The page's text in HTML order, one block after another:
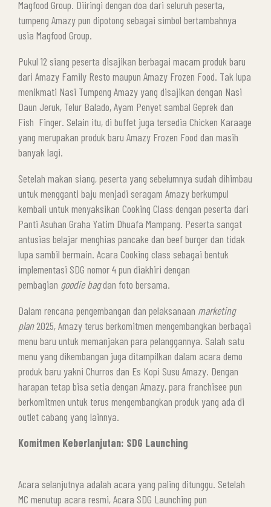
Magfood Group. Diiringi dengan doa dari seluruh peserta,
tumpeng Amazy pun dipotong sebagai simbol bertambahnya
usia Magfood Group.
Pukul 12 siang peserta disajikan berbagai macam produk baru
dari Amazy Family Resto maupun Amazy Frozen Food. Tak lupa
menikmati Nasi Tumpeng Amazy yang disajikan dengan Nasi
Daun Jeruk, Telur Balado, Ayam Penyet sambal Geprek dan
Fish Finger. Selain itu, di buffet juga tersedia Chicken Karaage
yang merupakan produk baru Amazy Frozen Food dan masih
banyak lagi.
Setelah makan siang, peserta yang sebelumnya sudah dihimbau
untuk mengganti baju menjadi seragam Amazy berkumpul
kembali untuk menyaksikan Cooking Class dengan peserta dari
Panti Asuhan Graha Yatim Dhuafa Mampang. Peserta sangat
antusias belajar menghias pancake dan beef burger dan tidak
lupa sambil bermain. Acara Cooking class sebagai bentuk
implementasi SDG nomor 4 pun diakhiri dengan
pembagian goodie bagdan foto bersama.
Dalam rencana pengembangan dan pelaksanaan marketing
plan2025, Amazy terus berkomitmen mengembangkan berbagai
menu baru untuk memanjakan para pelanggannya. Salah satu
menu yang dikembangan juga ditampilkan dalam acara demo
produk baru yakni Churros dan Es Kopi Susu Amazy. Dengan
harapan tetap bisa setia dengan Amazy, para franchisee pun
berkomitmen untuk terus mengembangkan produk yang ada di
outlet cabang yang lainnya.
Komitmen Keberlanjutan: SDG Launching
Acara selanjutnya adalah acara yang paling ditunggu. Setelah
MC menutup acara resmi, Acara SDG Launching pun